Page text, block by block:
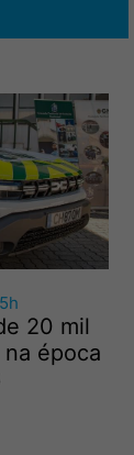
20 mil
época